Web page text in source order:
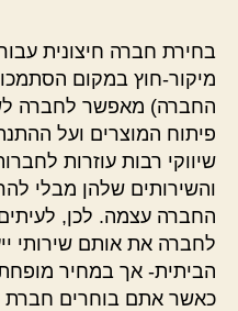
בחירת חברה חיצונית עבור
מיקור-חוץ במקום
החברה) מאפשר לחברה
פיתוח המוצרים ועל
שיווקי רבות עוזרות
והשירותים שלהן מבלי
החברה עצמה. לכן,
לחברה את אותם שירותי
הביתית- אך במחיר
כאשר אתם בוחרים חברת